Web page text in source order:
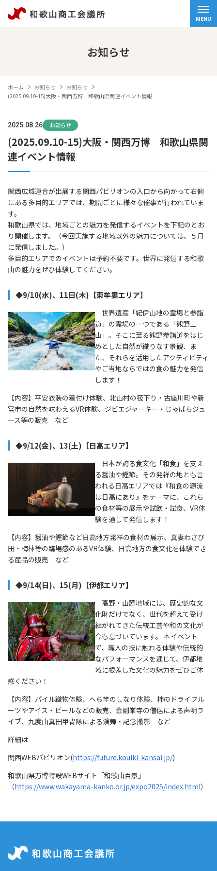
MENU
お知らせ
ホーム お知らせ
お知らせ
(2025.09.10-15)大阪・関西万博 和歌山県関連イベント情報
2025.08.26 お知らせ
(2025.09.10-15)大阪・関西万博 和歌山県関
連イベント情報
関西広域連合が出展する関西パビリオンの入口から向かって右側
にある多目的エリアでは、期間ごとに様々な催事が行われていま
す。
和歌山県では、地域ごとの魅力を発信するイベントを下記のとお
り開催します。（今回実施する地域以外の魅力については、５月
に発信しました。）
多目的エリアでのイベントは予約不要です。世界に発信する和歌
山の魅力をぜひ体験してください。
◆9/10(水)、11日(木)【東牟婁エリア】
世界遺産「紀伊山地の霊場と参詣
道」の霊場の一つである「熊野三
山」。そこに至る熊野参詣道をはじ
めとした自然が織りなす景観、ま
た、それらを活用したアクティビティ
やご当地ならではの食の魅力を発信
します！
【内容】平安衣装の着付け体験、北山村の筏下り・古座川町や新
宮市の自然を味わえるVR体験、ジビエジャーキー・じゃばらジュ
ース等の販売 など
◆9/12(金)、13(土)【日高エリア】
日本が誇る食文化「和食」を支え
る醤油や鰹節。その発祥の地とも言
われる日高エリアでは『和食の源流
は日高にあり』をテーマに、これら
の食材等の展示や試飲・試食、VR体
験を通して発信します！
【内容】醤油や鰹節など日高地方発祥の食材の展示、真妻わさび
田・梅林等の臨場感のあるVR体験、日高地方の食文化を体験でき
る産品の販売 など
◆9/14(日)、15(月)【伊都エリア】
高野・山麓地域には、歴史的な文
化財だけでなく、世代を超えて受け
継がれてきた伝統工芸や和の文化が
今も息づいています。 本イベント
で、職人の技に触れる体験や伝統的
なパフォーマンスを通じて、伊都地
域に根差した文化の魅力をぜひご体
感ください！
【内容】パイル織物体験、へら竿のしなり体験、柿のドライフル
ーツやアイス・ビールなどの販売、金剛峯寺の僧侶による声明ラ
イブ、九度山真田甲冑隊による演舞・記念撮影 など
詳細は
関西WEBパビリオン(https://future.kouiki-kansai.jp/)
和歌山県万博特設WEBサイト「和歌山百景」
（https://www.wakayama-kanko.or.jp/expo2025/index.html）
ホーム
経営サポート
検定試験
観光・物産
個人情報保護方針
情報セキュリティ基本方針
リンク集
サイトマップ
073-422-1111
（受付時間：平日9:00～17:30）
お問い合わせ